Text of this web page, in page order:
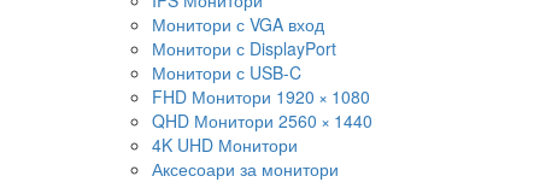
Монитори с VGA вход
Монитори с DisplayPort
Монитори с USB-C
FHD Монитори 1920 × 1080
QHD Монитори 2560 × 1440
4K UHD Монитори
Аксесоари за монитори